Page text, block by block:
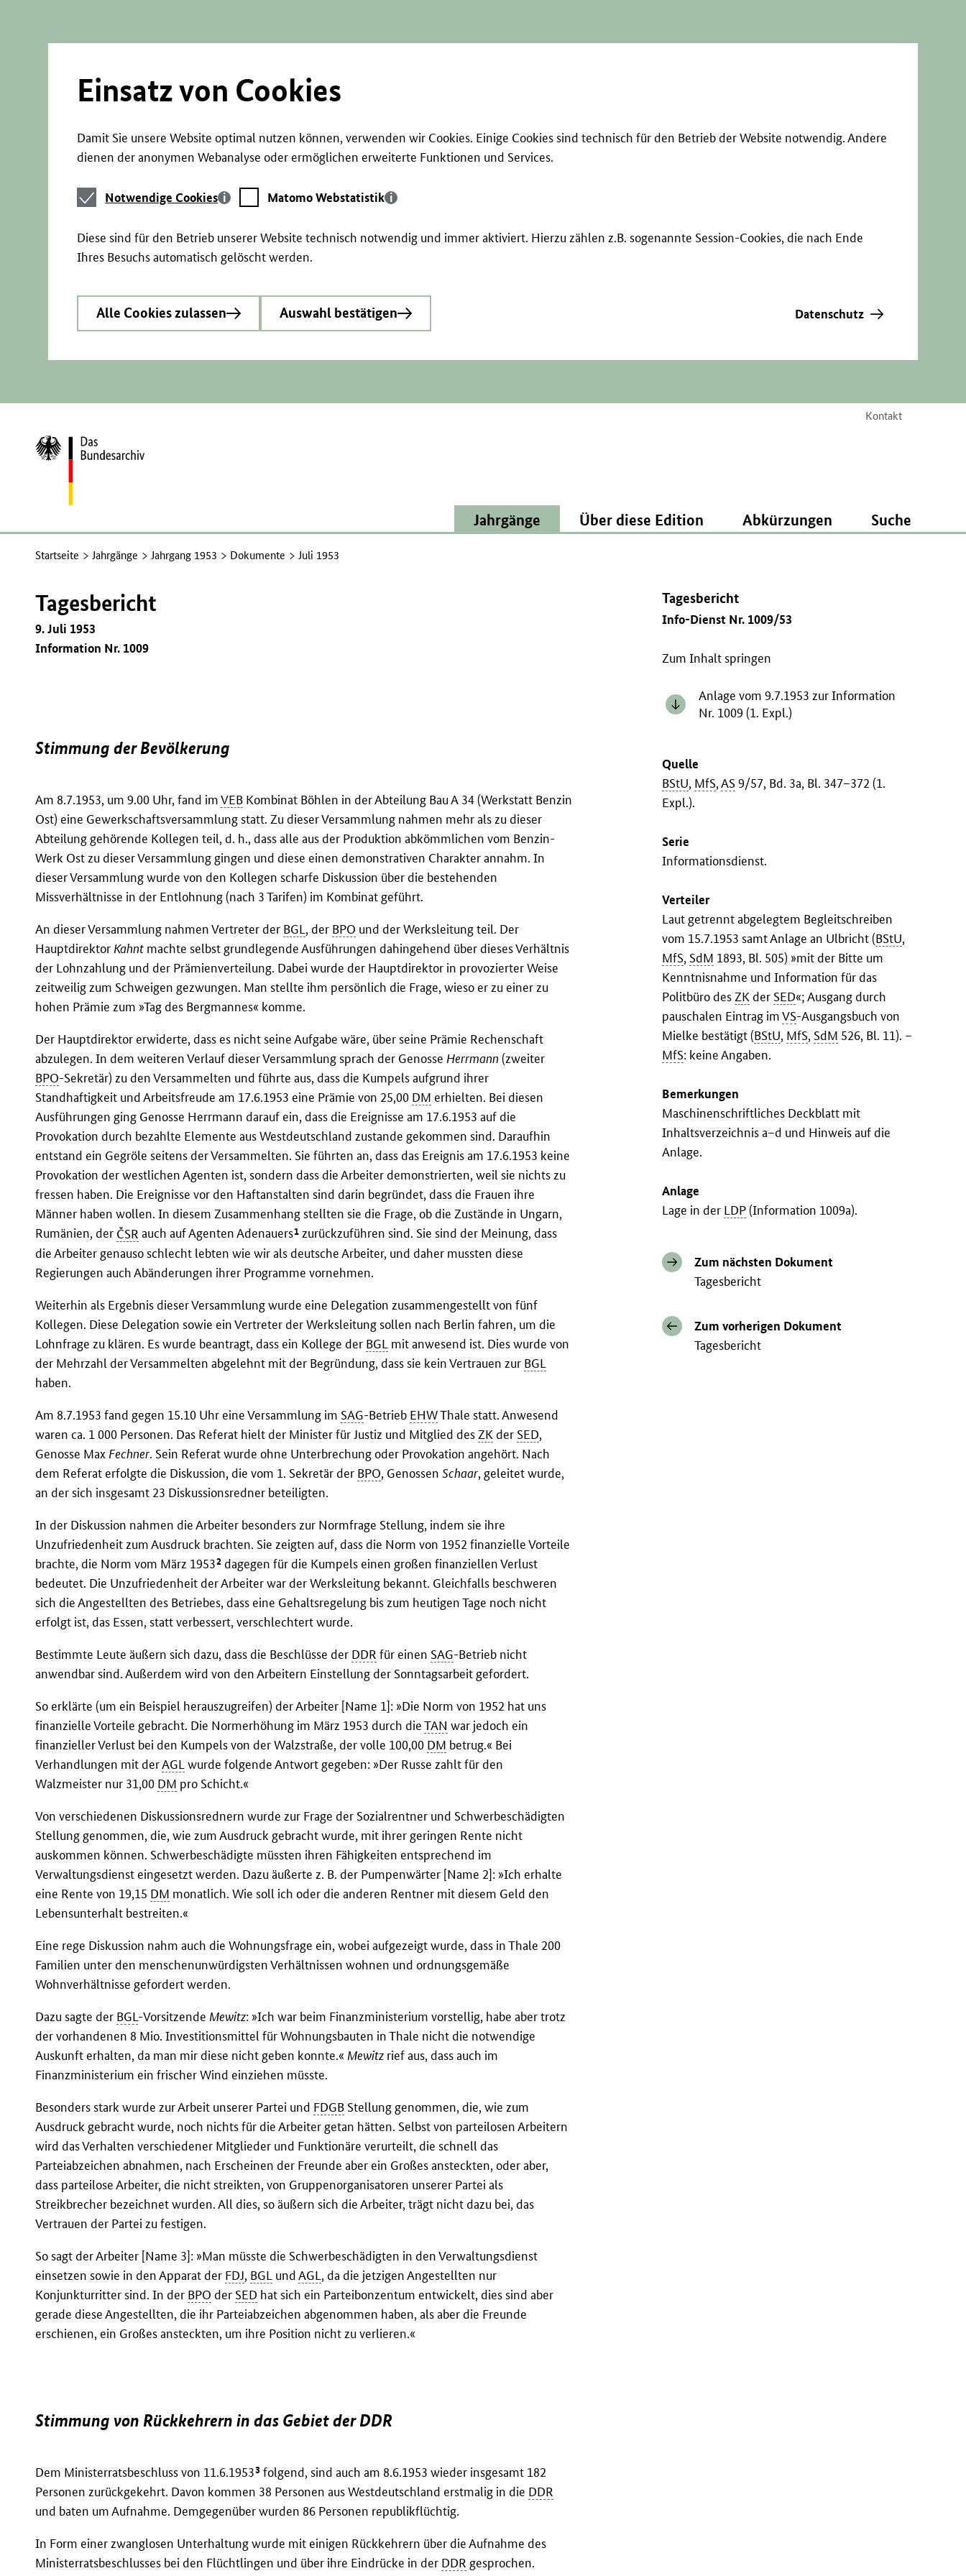
Einsatz von Cookies
Damit Sie unsere Website optimal nutzen können, verwenden wir Cookies. Einige Cookies sind technisch für den Betrieb der Website notwendig. Andere
dienen der anonymen Webanalyse oder ermöglichen erweiterte Funktionen und Services.
Notwendige
Cookies
Notwendige Cookies
Matomo
Webstatistik
Matomo Webstatistik
Diese sind für den Betrieb unserer Website technisch notwendig und immer aktiviert. Hierzu zählen z.B. sogenannte Session-Cookies, die nach Ende
Ihres Besuchs automatisch gelöscht werden.
Alle Cookies zulassen Auswahl bestätigen Datenschutz
Kontakt
Zur
Startseite
Jahrgänge Über diese Edition Abkürzungen Suche
Startseite Jahrgänge Jahrgang 1953 Dokumente Juli 1953
Tagesbericht
Info-Dienst Nr. 1009/53
Zum Inhalt springen
Anlage vom 9.7.1953 zur Information
Nr. 1009 (1. Expl.)
Quelle
BStU, MfS,AS9/57, Bd. 3a, Bl. 347–372 (1.
Expl.).
Serie
Informationsdienst.
Verteiler
Laut getrennt abgelegtem Begleitschreiben
vom 15.7.1953 samt Anlage an Ulbricht (BStU,
MfS, SdM 1893, Bl. 505) »mit der Bitte um
Kenntnisnahme und Information für das
Politbüro desZKder SED«; Ausgang durch
pauschalen Eintrag imVS-Ausgangsbuch von
Mielke bestätigt (BStU, MfS, SdM 526, Bl. 11). –
MfS: keine Angaben.
Bemerkungen
Maschinenschriftliches Deckblatt mit
Inhaltsverzeichnis a–d und Hinweis auf die
Anlage.
Anlage
Lage in der LDP(Information 1009a).
Zum nächsten Dokument
Tagesbericht
Zum vorherigen Dokument
Tagesbericht
Tagesbericht
9. Juli 1953
Information Nr. 1009
Stimmung der Bevölkerung
Am 8.7.1953, um 9.00 Uhr, fand imVEB Kombinat Böhlen in der Abteilung Bau A 34 (Werkstatt Benzin
Ost) eine Gewerkschaftsversammlung statt. Zu dieser Versammlung nahmen mehr als zu dieser
Abteilung gehörende Kollegen teil, d. h., dass alle aus der Produktion abkömmlichen vom Benzin-
Werk Ost zu dieser Versammlung gingen und diese einen demonstrativen Charakter annahm. In
dieser Versammlung wurde von den Kollegen scharfe Diskussion über die bestehenden
Missverhältnisse in der Entlohnung (nach 3 Tarifen) im Kombinat geführt.
An dieser Versammlung nahmen Vertreter der BGL, der BPO und der Werksleitung teil. Der
Hauptdirektor Kahnt machte selbst grundlegende Ausführungen dahingehend über dieses Verhältnis
der Lohnzahlung und der Prämienverteilung. Dabei wurde der Hauptdirektor in provozierter Weise
zeitweilig zum Schweigen gezwungen. Man stellte ihm persönlich die Frage, wieso er zu einer zu
hohen Prämie zum »Tag des Bergmannes« komme.
Der Hauptdirektor erwiderte, dass es nicht seine Aufgabe wäre, über seine Prämie Rechenschaft
abzulegen. In dem weiteren Verlauf dieser Versammlung sprach der Genosse Herrmann (zweiter
BPO-Sekretär) zu den Versammelten und führte aus, dass die Kumpels aufgrund ihrer
Standhaftigkeit und Arbeitsfreude am 17.6.1953 eine Prämie von 25,00 DM erhielten. Bei diesen
Ausführungen ging Genosse Herrmann darauf ein, dass die Ereignisse am 17.6.1953 auf die
Provokation durch bezahlte Elemente aus Westdeutschland zustande gekommen sind. Daraufhin
entstand ein Gegröle seitens der Versammelten. Sie führten an, dass das Ereignis am 17.6.1953 keine
Provokation der westlichen Agenten ist, sondern dass die Arbeiter demonstrierten, weil sie nichts zu
fressen haben. Die Ereignisse vor den Haftanstalten sind darin begründet, dass die Frauen ihre
Männer haben wollen. In diesem Zusammenhang stellten sie die Frage, ob die Zustände in Ungarn,
Rumänien, der ČSR auch auf Agenten Adenauers1 zurückzuführen sind. Sie sind der Meinung, dass
die Arbeiter genauso schlecht lebten wie wir als deutsche Arbeiter, und daher mussten diese
Regierungen auch Abänderungen ihrer Programme vornehmen.
Weiterhin als Ergebnis dieser Versammlung wurde eine Delegation zusammengestellt von fünf
Kollegen. Diese Delegation sowie ein Vertreter der Werksleitung sollen nach Berlin fahren, um die
Lohnfrage zu klären. Es wurde beantragt, dass ein Kollege der BGL mit anwesend ist. Dies wurde von
der Mehrzahl der Versammelten abgelehnt mit der Begründung, dass sie kein Vertrauen zur BGL
haben.
Am 8.7.1953 fand gegen 15.10 Uhr eine Versammlung im SAG-Betrieb EHWThale statt. Anwesend
waren ca. 1 000 Personen. Das Referat hielt der Minister für Justiz und Mitglied des ZK der SED,
Genosse Max Fechner. Sein Referat wurde ohne Unterbrechung oder Provokation angehört. Nach
dem Referat erfolgte die Diskussion, die vom 1. Sekretär der BPO, GenossenSchaar, geleitet wurde,
an der sich insgesamt 23 Diskussionsredner beteiligten.
In der Diskussion nahmen die Arbeiter besonders zur Normfrage Stellung, indem sie ihre
Unzufriedenheit zum Ausdruck brachten. Sie zeigten auf, dass die Norm von 1952 finanzielle Vorteile
brachte, die Norm vom März 19532 dagegen für die Kumpels einen großen finanziellen Verlust
bedeutet. Die Unzufriedenheit der Arbeiter war der Werksleitung bekannt. Gleichfalls beschweren
sich die Angestellten des Betriebes, dass eine Gehaltsregelung bis zum heutigen Tage noch nicht
erfolgt ist, das Essen, statt verbessert, verschlechtert wurde.
Bestimmte Leute äußern sich dazu, dass die Beschlüsse der DDR für einen SAG-Betrieb nicht
anwendbar sind. Außerdem wird von den Arbeitern Einstellung der Sonntagsarbeit gefordert.
So erklärte (um ein Beispiel herauszugreifen) der Arbeiter [Name 1]: »Die Norm von 1952 hat uns
finanzielle Vorteile gebracht. Die Normerhöhung im März 1953 durch dieTAN war jedoch ein
finanzieller Verlust bei den Kumpels von der Walzstraße, der volle 100,00 DM betrug.« Bei
Verhandlungen mit derAGL wurde folgende Antwort gegeben: »Der Russe zahlt für den
Walzmeister nur 31,00 DM pro Schicht.«
Von verschiedenen Diskussionsrednern wurde zur Frage der Sozialrentner und Schwerbeschädigten
Stellung genommen, die, wie zum Ausdruck gebracht wurde, mit ihrer geringen Rente nicht
auskommen können. Schwerbeschädigte müssten ihren Fähigkeiten entsprechend im
Verwaltungsdienst eingesetzt werden. Dazu äußerte z. B. der Pumpenwärter [Name 2]: »Ich erhalte
eine Rente von 19,15 DM monatlich. Wie soll ich oder die anderen Rentner mit diesem Geld den
Lebensunterhalt bestreiten.«
Eine rege Diskussion nahm auch die Wohnungsfrage ein, wobei aufgezeigt wurde, dass in Thale 200
Familien unter den menschenunwürdigsten Verhältnissen wohnen und ordnungsgemäße
Wohnverhältnisse gefordert werden.
Dazu sagte der BGL -Vorsitzende Mewitz: »Ich war beim Finanzministerium vorstellig, habe aber trotz
der vorhandenen 8 Mio. Investitionsmittel für Wohnungsbauten in Thale nicht die notwendige
Auskunft erhalten, da man mir diese nicht geben konnte.« Mewitz rief aus, dass auch im
Finanzministerium ein frischer Wind einziehen müsste.
Besonders stark wurde zur Arbeit unserer Partei und FDGB Stellung genommen, die, wie zum
Ausdruck gebracht wurde, noch nichts für die Arbeiter getan hätten. Selbst von parteilosen Arbeitern
wird das Verhalten verschiedener Mitglieder und Funktionäre verurteilt, die schnell das
Parteiabzeichen abnahmen, nach Erscheinen der Freunde aber ein Großes ansteckten, oder aber,
dass parteilose Arbeiter, die nicht streikten, von Gruppenorganisatoren unserer Partei als
Streikbrecher bezeichnet wurden. All dies, so äußern sich die Arbeiter, trägt nicht dazu bei, das
Vertrauen der Partei zu festigen.
So sagt der Arbeiter [Name 3]: »Man müsste die Schwerbeschädigten in den Verwaltungsdienst
einsetzen sowie in den Apparat der FDJ, BGL undAGL , da die jetzigen Angestellten nur
Konjunkturritter sind. In der BPO der SED hat sich ein Parteibonzentum entwickelt, dies sind aber
gerade diese Angestellten, die ihr Parteiabzeichen abgenommen haben, als aber die Freunde
erschienen, ein Großes ansteckten, um ihre Position nicht zu verlieren.«
Stimmung von Rückkehrern in das Gebiet der DDR
Dem Ministerratsbeschluss von 11.6.19533 folgend, sind auch am 8.6.1953 wieder insgesamt 182
Personen zurückgekehrt. Davon kommen 38 Personen aus Westdeutschland erstmalig in die DDR
und baten um Aufnahme. Demgegenüber wurden 86 Personen republikflüchtig.
In Form einer zwanglosen Unterhaltung wurde mit einigen Rückkehrern über die Aufnahme des
Ministerratsbeschlusses bei den Flüchtlingen und über ihre Eindrücke in der DDR gesprochen.